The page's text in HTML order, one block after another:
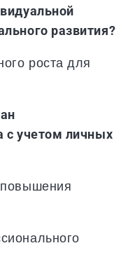
развития?
роста для
с учетом личных